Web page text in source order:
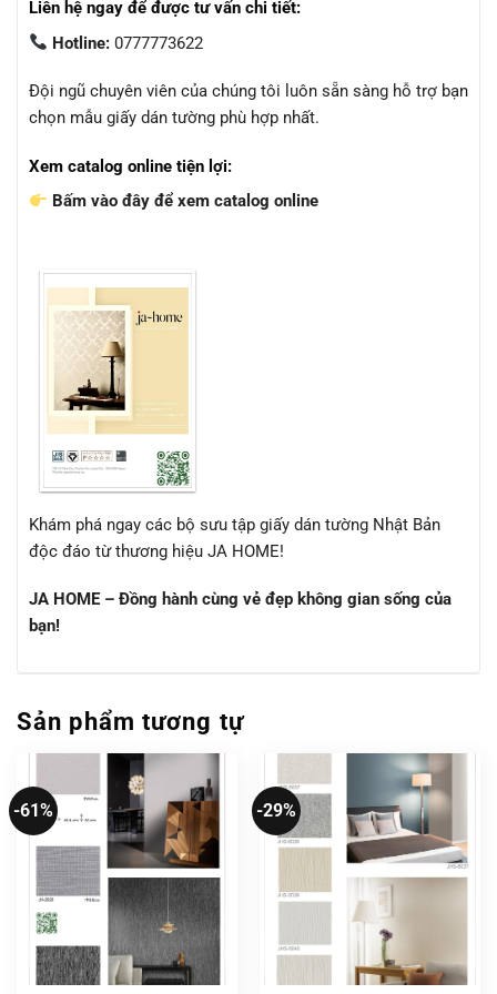
Liên hệ ngay để được tư vấn chi tiết:
Hotline: 0777773622
Đội ngũ chuyên viên của chúng tôi luôn sẵn sàng hỗ trợ bạn
chọn mẫu giấy dán tường phù hợp nhất.
Xem catalog online tiện lợi:
Bấm vào đây để xem catalog online
Khám phá ngay các bộ sưu tập giấy dán tường Nhật Bản
độc đáo từ thương hiệu JA HOME!
JA HOME – Đồng hành cùng vẻ đẹp không gian sống của
bạn!
Sản phẩm tương tự
-61% -29%